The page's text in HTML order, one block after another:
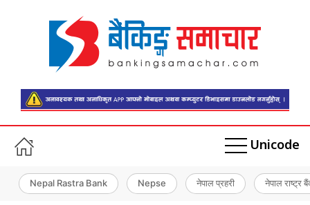
Unicode
Nepal Rastra Bank Nepse नेपाल प्रहरी नेपाल राष्ट्र